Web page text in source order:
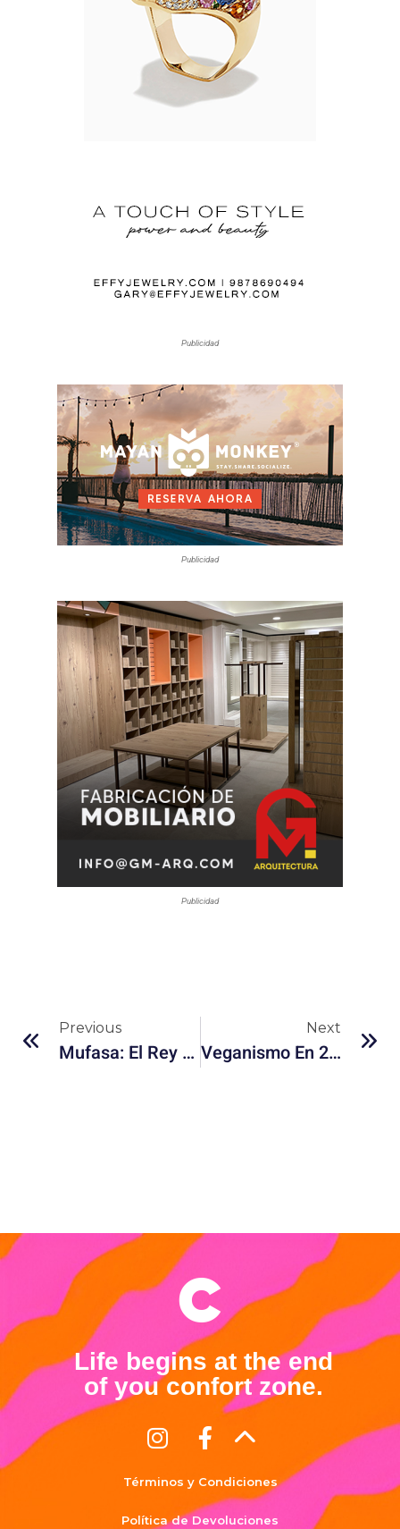
Publicidad
Publicidad
Publicidad
Previous
Mufasa: El Rey León – Disney Revive La Leyenda Con Una Nueva Aventura Épica
Next
Veganismo En 2024: De La Broma Al Movimiento Global
Life begins at the end
of you confort zone.
Términos y Condiciones
Política de Devoluciones